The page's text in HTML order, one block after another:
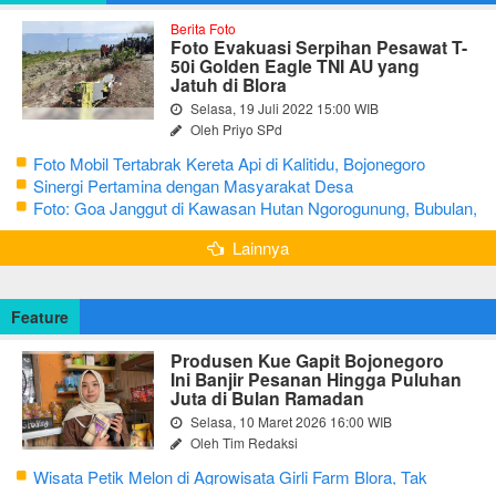
Berita Foto
Foto Evakuasi Serpihan Pesawat T-
50i Golden Eagle TNI AU yang
Jatuh di Blora
Selasa, 19 Juli 2022 15:00 WIB
Oleh Priyo SPd
Foto Mobil Tertabrak Kereta Api di Kalitidu, Bojonegoro
Sinergi Pertamina dengan Masyarakat Desa
Foto: Goa Janggut di Kawasan Hutan Ngorogunung, Bubulan,
Bojonegoro
Lainnya
Feature
Produsen Kue Gapit Bojonegoro
Ini Banjir Pesanan Hingga Puluhan
Juta di Bulan Ramadan
Selasa, 10 Maret 2026 16:00 WIB
Oleh Tim Redaksi
Wisata Petik Melon di Agrowisata Girli Farm Blora, Tak